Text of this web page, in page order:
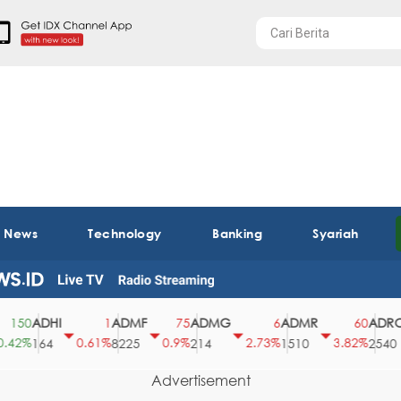
Technology Banking Syariah
ADHI
164
0.61%
ADMF
8225
0.9%
ADMG
214
2.73%
ADMR
1510
3.82%
ADRO
2540
Advertisement